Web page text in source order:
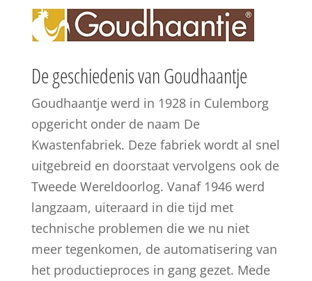
De geschiedenis van Goudhaantje
Goudhaantje werd in 1928 in Culemborg
opgericht onder de naam De
Kwastenfabriek. Deze fabriek wordt al snel
uitgebreid en doorstaat vervolgens ook de
Tweede Wereldoorlog. Vanaf 1946 werd
langzaam, uiteraard in die tijd met
technische problemen die we nu niet
meer tegenkomen, de automatisering van
het productieproces in gang gezet. Mede